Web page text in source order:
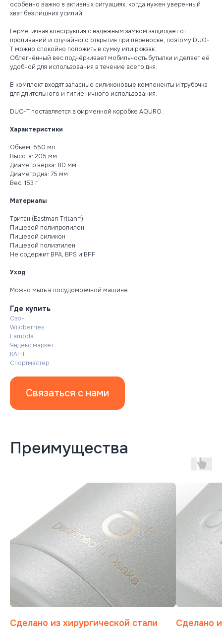
особенно важно в активных ситуациях, когда нужен уверенный
хват без лишних усилий.
Герметичная конструкция с надёжным замком защищает от
проливаний и случайного открытия при переноске, поэтому DUO-
T можно спокойно положить в сумку или рюкзак.
Облегчённый вес подчёркивает мобильность бутылки и делает её
удобной для использования в течение всего дня.
В комплект входят запасные силиконовые компоненты и трубочка
для длительного и гигиеничного использования.
DUO-T поставляется в фирменной коробке AQURO.
Характеристики
Объем: 550 мл
Высота: 205 мм
Диаметр верха: 80 мм
Диаметр дна: 75 мм
Вес: 153 г
Материалы
Тритан (Eastman Tritan™)
Пищевой полипропилен
Пищевой силикон
Пищевой полиэтилен
Не содержит BPA, BPS и BPF
Уход
Можно мыть в посудомоечной машине
Где купить
Озон
Wildberries
Lamoda
Яндекс маркет
КАНТ
Спортмастер
Связаться с нами
Преимущества
Сделано из хирургической стали Сделано